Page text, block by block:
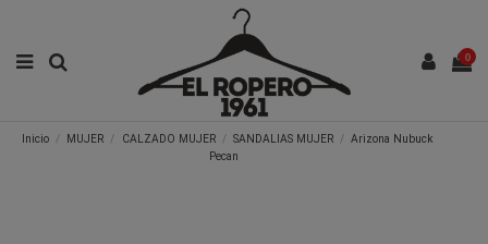
0
Inicio MUJER CALZADO MUJER SANDALIAS MUJER
Arizona Nubuck
Pecan